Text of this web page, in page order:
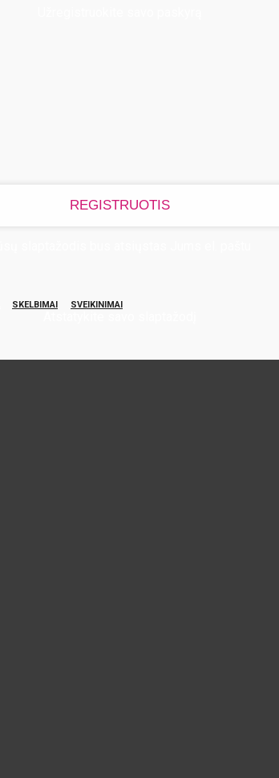
SKELBIMAI SVEIKINIMAI